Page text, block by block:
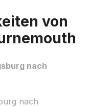
von
nach
nach